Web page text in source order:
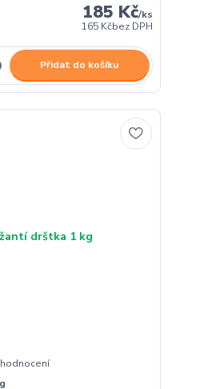
185 Kč/ks
165 Kčbez DPH
Přidat do košíku